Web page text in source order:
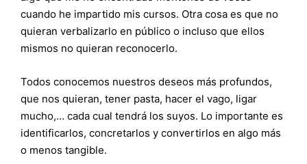
cuando he impartido mis cursos. Otra cosa es que no
quieran verbalizarlo en público o incluso que ellos
mismos no quieran reconocerlo.
Todos conocemos nuestros deseos más profundos,
que nos quieran, tener pasta, hacer el vago, ligar
mucho,… cada cual tendrá los suyos. Lo importante es
identificarlos, concretarlos y convertirlos en algo más
o menos tangible.